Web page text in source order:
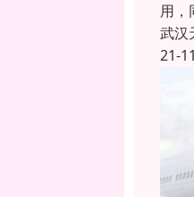
用，
武汉
21-